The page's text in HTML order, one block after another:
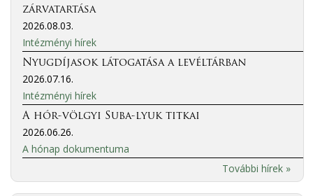
zárvatartása
2026.08.03.
Intézményi hírek
Nyugdíjasok látogatása a levéltárban
2026.07.16.
Intézményi hírek
A hór-völgyi Suba-lyuk titkai
2026.06.26.
A hónap dokumentuma
További hírek »